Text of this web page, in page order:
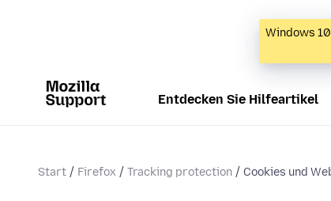
Windows
Entdecken Sie Hilfeartikel
Start Firefox Tracking protection Cookies und